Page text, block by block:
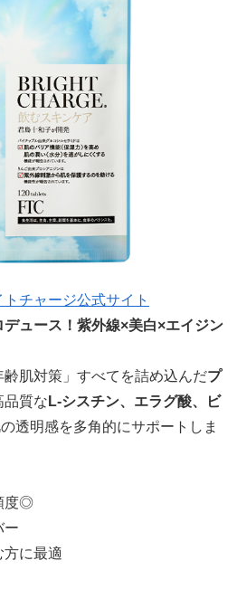
トチャージ公式サイト
ュース！紫外線×美白×エイジン
齢肌対策」すべてを詰め込んだプ
品質な L-シスチン、エラグ酸、ビ
透明感を多角的にサポートしま
度◎
ー
方に最適